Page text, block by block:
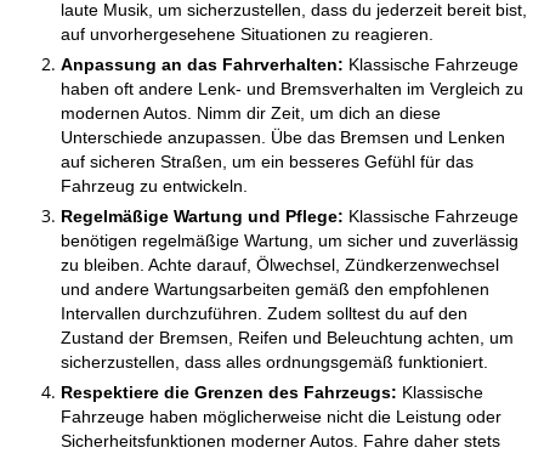
laute Musik, um sicherzustellen, dass du jederzeit bereit bist,
auf unvorhergesehene Situationen zu reagieren.
Anpassung an das Fahrverhalten: Klassische Fahrzeuge
haben oft andere Lenk- und Bremsverhalten im Vergleich zu
modernen Autos. Nimm dir Zeit, um dich an diese
Unterschiede anzupassen. Übe das Bremsen und Lenken
auf sicheren Straßen, um ein besseres Gefühl für das
Fahrzeug zu entwickeln.
Regelmäßige Wartung und Pflege: Klassische Fahrzeuge
benötigen regelmäßige Wartung, um sicher und zuverlässig
zu bleiben. Achte darauf, Ölwechsel, Zündkerzenwechsel
und andere Wartungsarbeiten gemäß den empfohlenen
Intervallen durchzuführen. Zudem solltest du auf den
Zustand der Bremsen, Reifen und Beleuchtung achten, um
sicherzustellen, dass alles ordnungsgemäß funktioniert.
Respektiere die Grenzen des Fahrzeugs: Klassische
Fahrzeuge haben möglicherweise nicht die Leistung oder
Sicherheitsfunktionen moderner Autos. Fahre daher stets